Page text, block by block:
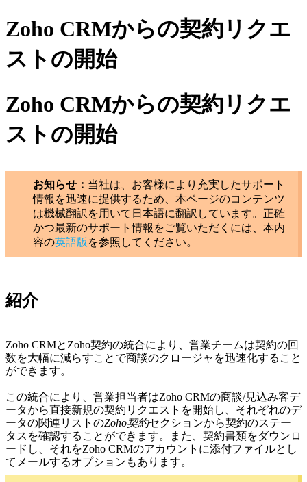
Zoho CRMからの契約リクエ
ストの開始
Zoho CRMからの契約リクエ
ストの開始
お知らせ： 当社は、お客様により充実したサポート
情報を迅速に提供するため、本ページのコンテンツ
は機械翻訳を用いて日本語に翻訳しています。正確
かつ最新のサポート情報をご覧いただくには、本内
容の英語版 を参照してください。
紹介
Zoho CRMとZoho契約の統合により、営業チームは契約の回
数を大幅に減らすことで商談のクロージャを迅速化すること
ができます。
この統合により、営業担当者はZoho CRMの商談/見込み客デ
ータから直接新規の契約リクエストを開始し、それぞれのデ
ータの関連リストのZoho契約セクションから契約のステー
タスを確認することができます。また、契約書類をダウンロ
ードし、それをZoho CRMのアカウントに添付ファイルとし
てメールするオプションもあります。